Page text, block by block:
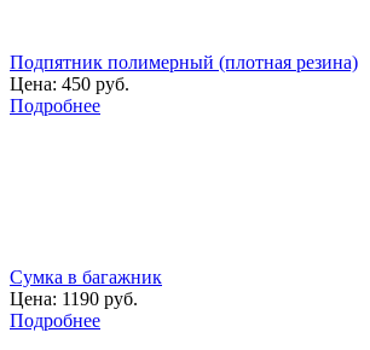
Подпятник полимерный (плотная резина)
Цена: 450 руб.
Подробнее
Сумка в багажник
Цена: 1190 руб.
Подробнее